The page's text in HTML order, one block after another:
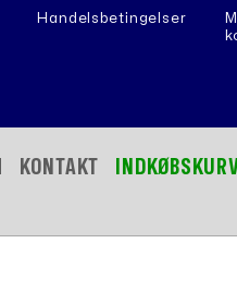
Handelsbetingelser
KONTAKT